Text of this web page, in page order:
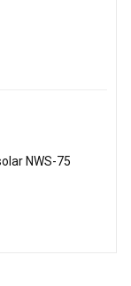
NWS-75